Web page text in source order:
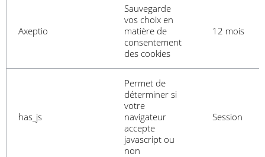
Axeptio
Sauvegarde
vos choix en
matière de
consentement
des cookies
12 mois
has_js
Permet de
déterminer si
votre
navigateur
accepte
javascript ou
non
Session